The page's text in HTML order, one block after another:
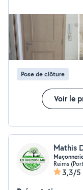
Pose de clôture
Voir le
Mathis
Reims
3,3/5